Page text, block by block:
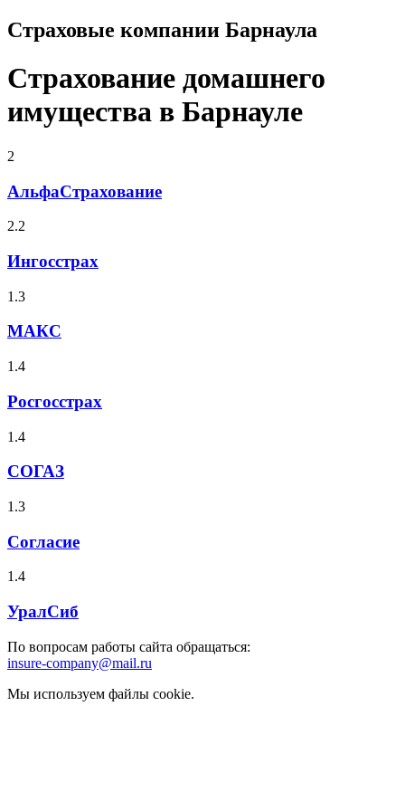
Страховые компании Барнаула
Страхование домашнего
имущества в Барнауле
2
АльфаСтрахование
2.2
Ингосстрах
1.3
МАКС
1.4
Росгосстрах
1.4
СОГАЗ
1.3
Согласие
1.4
УралСиб
По вопросам работы сайта обращаться:
insure-company@mail.ru
Мы используем файлы cookie.